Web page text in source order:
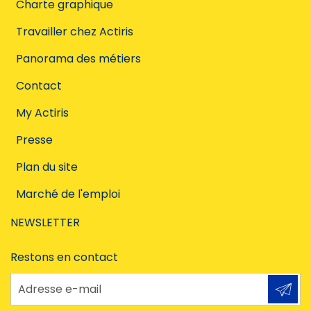
Charte graphique
Travailler chez Actiris
Panorama des métiers
Contact
My Actiris
Presse
Plan du site
Marché de l'emploi
NEWSLETTER
Restons en contact
Adresse e-mail